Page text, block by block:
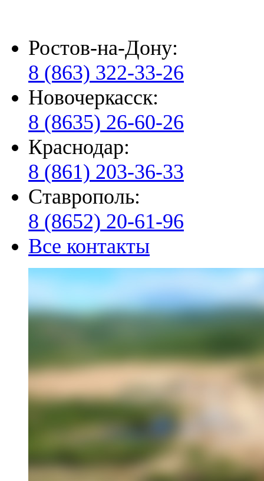
Ростов-на-Дону:
8 (863) 322-33-26
Новочеркасск:
8 (8635) 26-60-26
Краснодар:
8 (861) 203-36-33
Ставрополь:
8 (8652) 20-61-96
Все контакты